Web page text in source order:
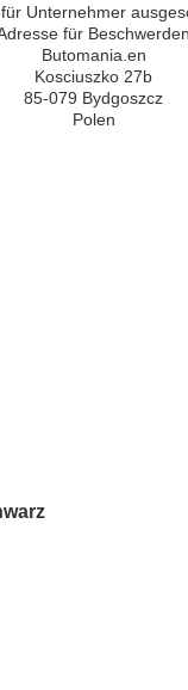
Unternehmer
für Beschwerden
Butomania.en
Kosciuszko 27b
85-079 Bydgoszcz
Polen